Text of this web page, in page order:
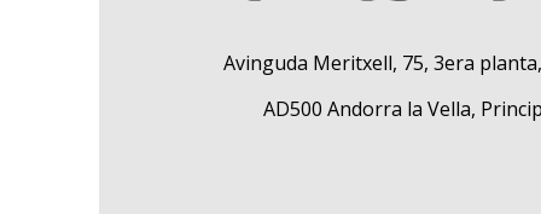
Avinguda Meritxell, 75, 3era
AD500 Andorra la Vella,